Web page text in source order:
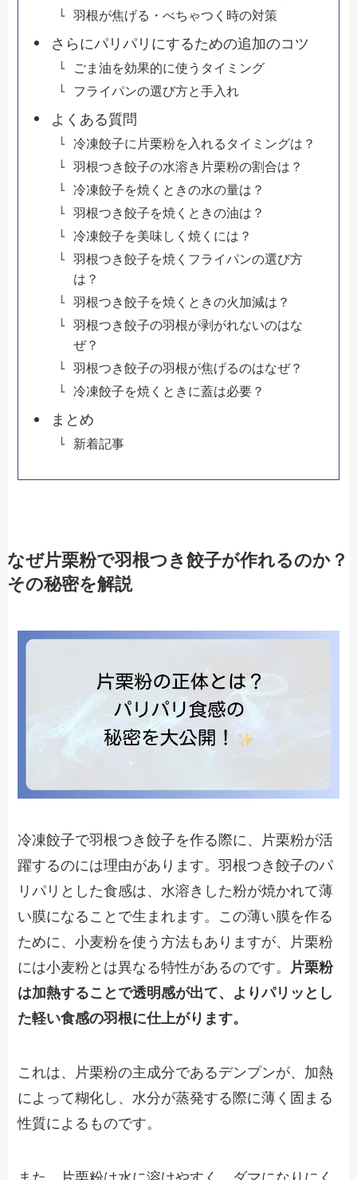
羽根が焦げる・べちゃつく時の対策
さらにパリパリにするための追加のコツ
ごま油を効果的に使うタイミング
フライパンの選び方と手入れ
よくある質問
冷凍餃子に片栗粉を入れるタイミングは？
羽根つき餃子の水溶き片栗粉の割合は？
冷凍餃子を焼くときの水の量は？
羽根つき餃子を焼くときの油は？
冷凍餃子を美味しく焼くには？
羽根つき餃子を焼くフライパンの選び方
は？
羽根つき餃子を焼くときの火加減は？
羽根つき餃子の羽根が剥がれないのはな
ぜ？
羽根つき餃子の羽根が焦げるのはなぜ？
冷凍餃子を焼くときに蓋は必要？
まとめ
新着記事
なぜ片栗粉で羽根つき餃子が作れるのか？
その秘密を解説
冷凍餃子で羽根つき餃子を作る際に、片栗粉が活
躍するのには理由があります。羽根つき餃子のパ
リパリとした食感は、水溶きした粉が焼かれて薄
い膜になることで生まれます。この薄い膜を作る
ために、小麦粉を使う方法もありますが、片栗粉
には小麦粉とは異なる特性があるのです。 片栗粉
は加熱することで透明感が出て、よりパリッとし
た軽い食感の羽根に仕上がります。
これは、片栗粉の主成分であるデンプンが、加熱
によって糊化し、水分が蒸発する際に薄く固まる
性質によるものです。